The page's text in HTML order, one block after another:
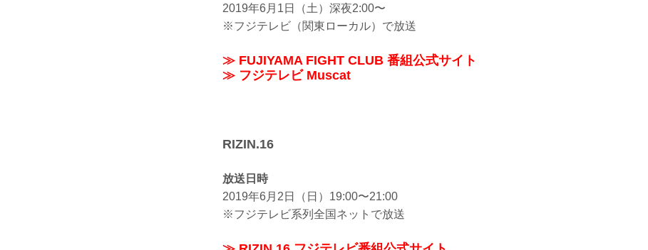
2019年6月1日（土）深夜2:00〜
※フジテレビ（関東ローカル）で放送
≫ FUJIYAMA FIGHT CLUB 番組公式サイト
≫ フジテレビ Muscat
RIZIN.16
放送日時
2019年6月2日（日）19:00〜21:00
※フジテレビ系列全国ネットで放送